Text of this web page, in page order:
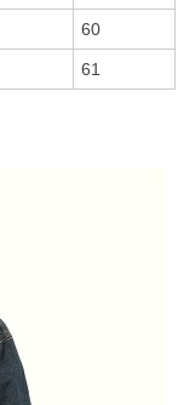
60
61